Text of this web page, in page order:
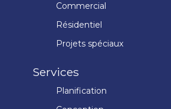
Commercial
Résidentiel
Projets spéciaux
Services
Planification